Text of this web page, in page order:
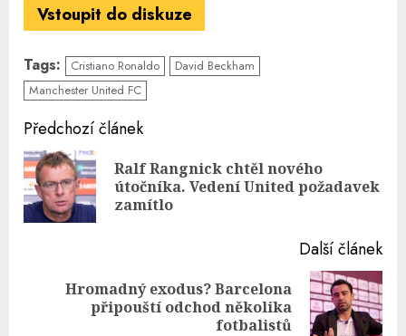
Vstoupit do diskuze
Tags: Cristiano Ronaldo
David Beckham
Manchester United FC
Continue
Reading
Předchozí článek
Ralf Rangnick chtěl nového
útočníka. Vedení United požadavek
zamítlo
Další článek
Hromadný exodus? Barcelona
připouští odchod několika
fotbalistů